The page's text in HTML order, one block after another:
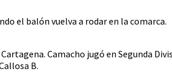
el balón vuelva a rodar en la comarca.
Camacho jugó en Segunda
B.